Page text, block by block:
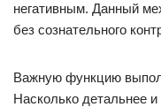
негативным. Данный
без сознательного
Важную функцию
Насколько детальнее